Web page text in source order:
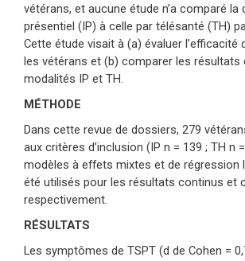
vétérans, et aucune étude n’a comparé la
présentiel (IP) à celle par télésanté (TH)
Cette étude visait à (a) évaluer l’efficacité
les vétérans et (b) comparer les résultats
modalités IP et TH.
MÉTHODE
Dans cette revue de dossiers, 279
aux critères d’inclusion (IP n = 139 ; TH n
modèles à effets mixtes et de régression
été utilisés pour les résultats continus et
respectivement.
RÉSULTATS
Les symptômes de TSPT (d de Cohen =